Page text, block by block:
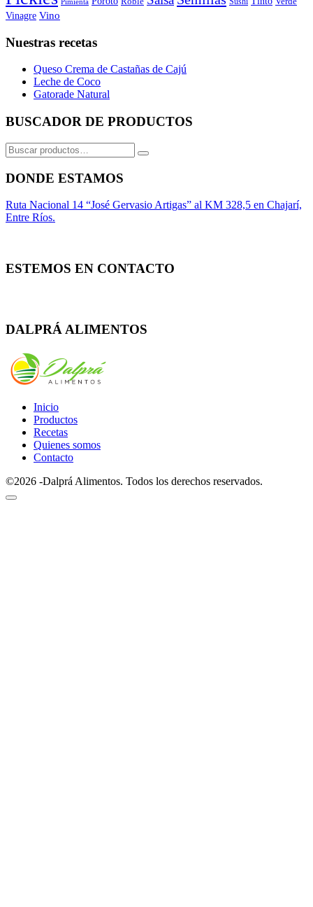
Pimienta
Vinagre Vino
Nuestras recetas
Queso Crema de Castañas de Cajú
Leche de Coco
Gatorade Natural
BUSCADOR DE PRODUCTOS
Buscar
por:
DONDE ESTAMOS
Ruta Nacional 14 “José Gervasio Artigas” al KM 328,5 en Chajarí,
Entre Ríos.
ESTEMOS EN CONTACTO
DALPRÁ ALIMENTOS
Inicio
Productos
Recetas
Quienes somos
Contacto
©2026 -Dalprá Alimentos. Todos los derechos reservados.